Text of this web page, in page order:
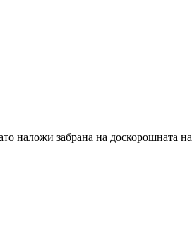
забрана на доскорошната